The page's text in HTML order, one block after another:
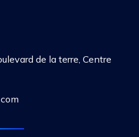
de la terre, Centre